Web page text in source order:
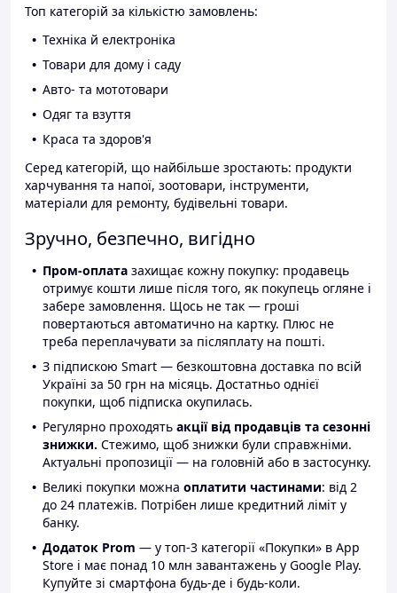
Топ категорій за кількістю замовлень:
Техніка й електроніка
Товари для дому і саду
Авто- та мототовари
Одяг та взуття
Краса та здоров'я
Серед категорій, що найбільше зростають: продукти
харчування та напої, зоотовари, інструменти,
матеріали для ремонту, будівельні товари.
Зручно, безпечно, вигідно
Пром-оплата захищає кожну покупку: продавець
отримує кошти лише після того, як покупець огляне і
забере замовлення. Щось не так — гроші
повертаються автоматично на картку. Плюс не
треба переплачувати за післяплату на пошті.
З підпискою Smart — безкоштовна доставка по всій
Україні за 50 грн на місяць. Достатньо однієї
покупки, щоб підписка окупилась.
Регулярно проходять акції від продавців та сезонні
знижки. Стежимо, щоб знижки були справжніми.
Актуальні пропозиції — на головній або в застосунку.
Великі покупки можна оплатити частинами: від 2
до 24 платежів. Потрібен лише кредитний ліміт у
банку.
Додаток Prom — у топ-3 категорії «Покупки» в App
Store і має понад 10 млн завантажень у Google Play.
Купуйте зі смартфона будь-де і будь-коли.